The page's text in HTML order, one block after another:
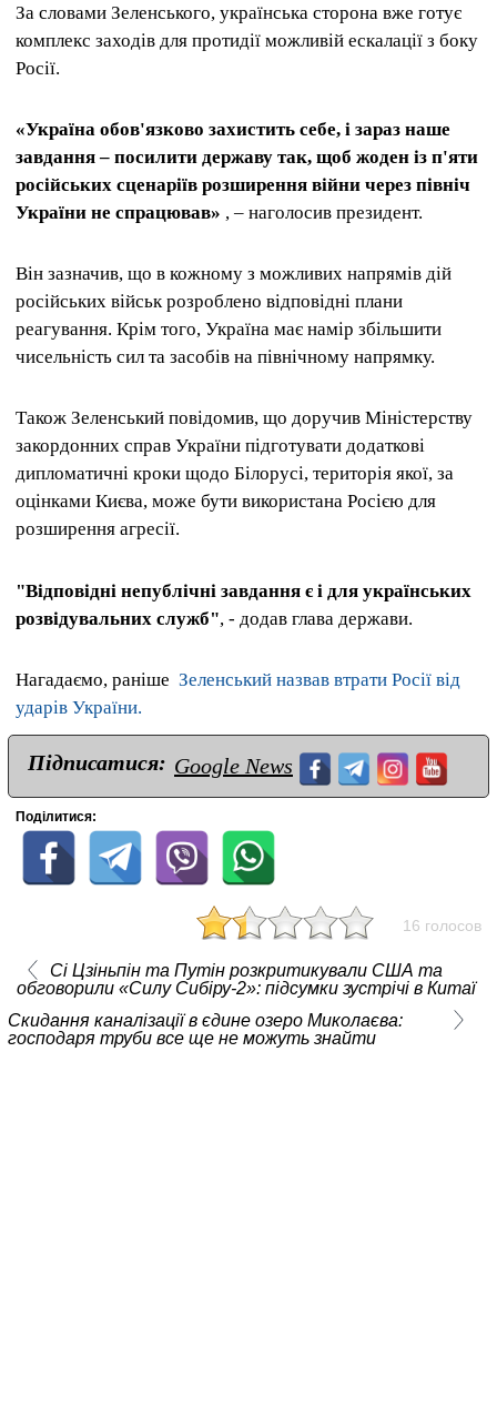
За словами Зеленського, українська сторона вже готує
комплекс заходів для протидії можливій ескалації з боку
Росії.
«Україна обов'язково захистить себе, і зараз наше
завдання – посилити державу так, щоб жоден із п'яти
російських сценаріїв розширення війни через північ
України не спрацював» , – наголосив президент.
Він зазначив, що в кожному з можливих напрямів дій
російських військ розроблено відповідні плани
реагування. Крім того, Україна має намір збільшити
чисельність сил та засобів на північному напрямку.
Також Зеленський повідомив, що доручив Міністерству
закордонних справ України підготувати додаткові
дипломатичні кроки щодо Білорусі, територія якої, за
оцінками Києва, може бути використана Росією для
розширення агресії.
"Відповідні непублічні завдання є і для українських
розвідувальних служб", - додав глава держави.
Нагадаємо, раніше Зеленський назвав втрати Росії від
ударів України.
Підписатися: Google News
Поділитися:
16 голосов
Сі Цзіньпін та Путін розкритикували США та
обговорили «Силу Сибіру-2»: підсумки зустрічі в Китаї
Скидання каналізації в єдине озеро Миколаєва:
господаря труби все ще не можуть знайти